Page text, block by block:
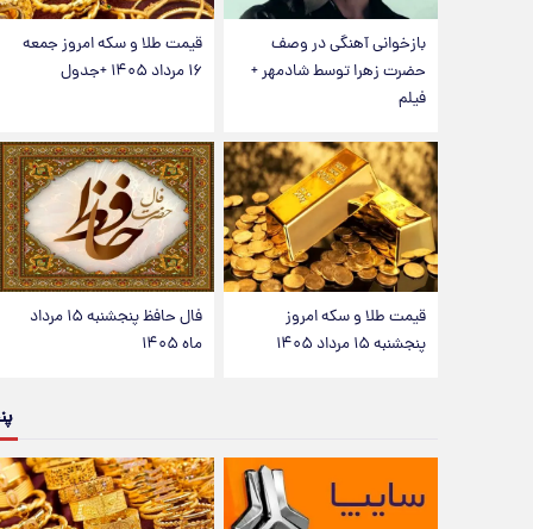
بازخوانی آهنگی در وصف
حضرت زهرا توسط شادمهر +
فیلم
قیمت طلا و سکه امروز جمعه
۱۶ مرداد ۱۴۰۵ +جدول
قیمت طلا و سکه امروز
پنجشنبه ۱۵ مرداد ۱۴۰۵
فال حافظ پنجشنبه ۱۵ مرداد
ماه ۱۴۰۵